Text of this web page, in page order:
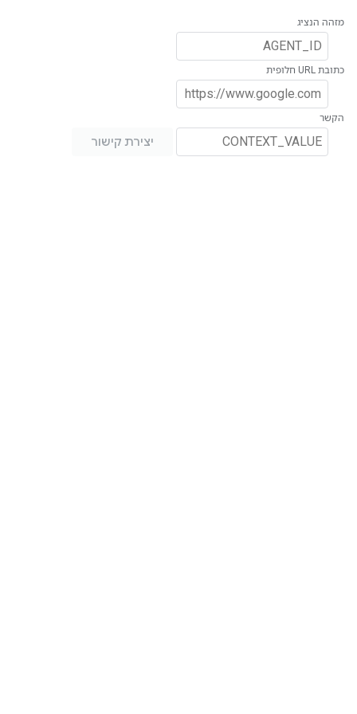
מזהה הנציג
כתובת URL חלופית
הקשר
יצירת קישור